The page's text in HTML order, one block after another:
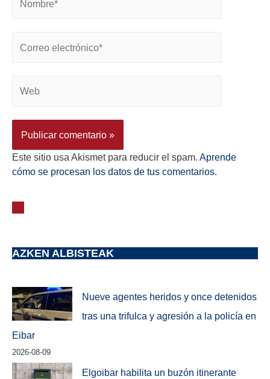
Este sitio usa Akismet para reducir el spam. Aprende
cómo se procesan los datos de tus comentarios.
AZKEN ALBISTEAK
Nueve agentes heridos y once detenidos
tras una trifulca y agresión a la policía en
Eibar
2026-08-09
Elgoibar habilita un buzón itinerante